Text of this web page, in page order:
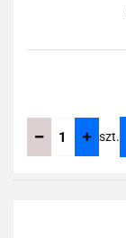
szt.